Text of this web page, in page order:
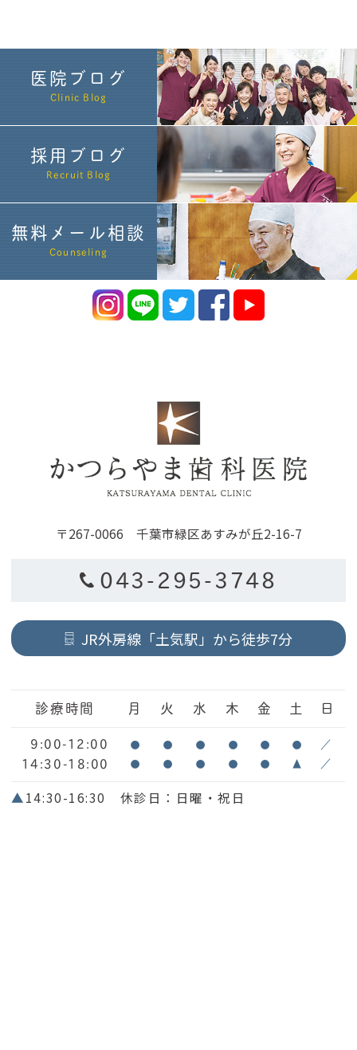
医院ブログ
Clinic Blog
採用ブログ
Recruit Blog
無料メール相談
Counseling
〒267-0066 千葉市緑区あすみが丘2-16-7
043-295-3748
JR外房線「土気駅」から徒歩7分
診療時間 月 火 水 木 金 土 日
9:00-12:00 ● ● ● ● ● ● ／
14:30-18:00 ● ● ● ● ● ▲ ／
▲14:30-16:30 休診日：日曜・祝日